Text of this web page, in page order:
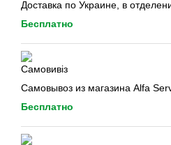
Доставка по Украине, в
Бесплатно
Самовывоз из магазина Alfa
Бесплатно